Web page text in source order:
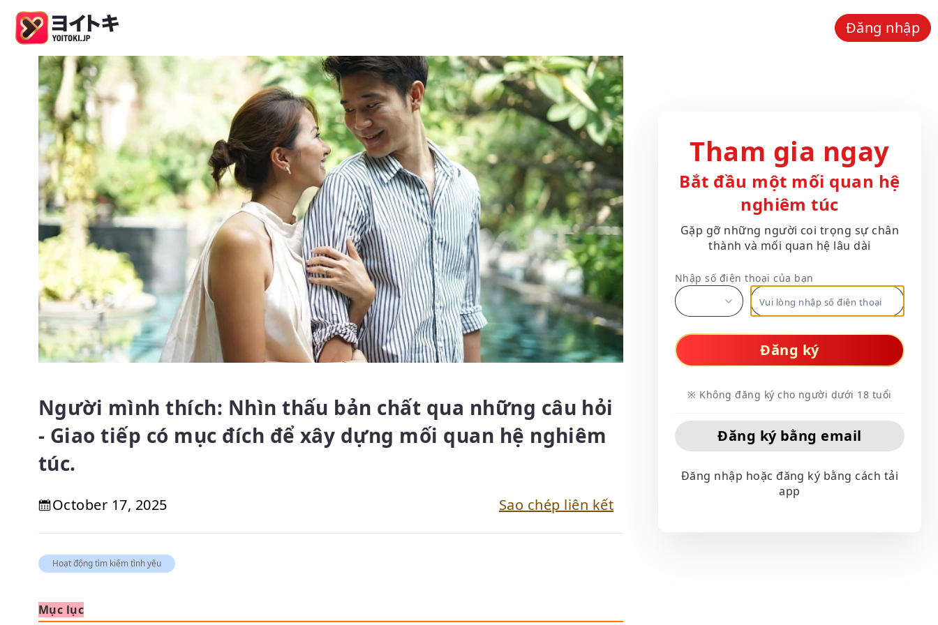
Đăng nhập
Người mình thích: Nhìn thấu bản chất qua những câu hỏi
- Giao tiếp có mục đích để xây dựng mối quan hệ nghiêm
túc.
October 17, 2025 Sao chép liên kết
Hoạt động tìm kiếm tình yêu
Mục lục
Tham gia ngay
Bắt đầu một mối quan hệ
nghiêm túc
Gặp gỡ những người coi trọng sự chân
thành và mối quan hệ lâu dài
Nhập số điện thoại của bạn
Đăng ký
※ Không đăng ký cho người dưới 18 tuổi
Đăng ký bằng email
Đăng nhập hoặc đăng ký bằng cách tải
app